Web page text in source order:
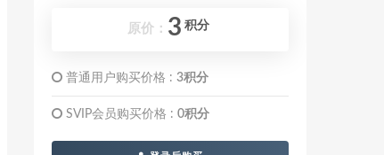
原价： 3 积分
普通用户购买价格 : 3积分
SVIP会员购买价格 : 0积分